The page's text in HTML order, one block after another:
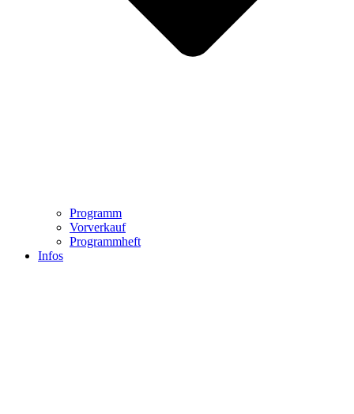
Programm
Vorverkauf
Programmheft
Infos